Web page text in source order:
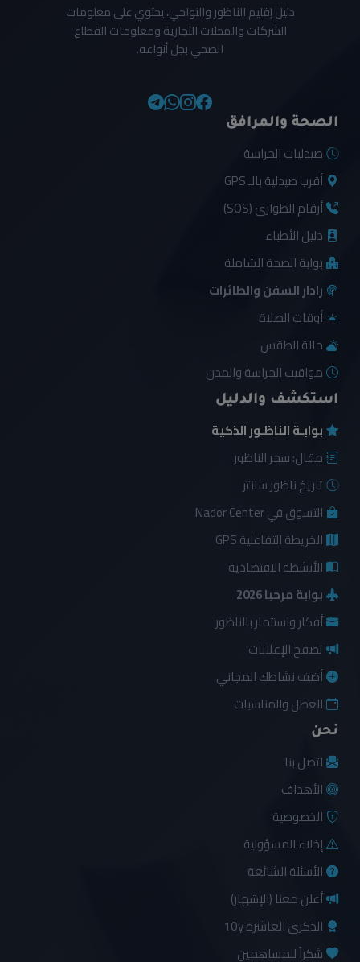
دليل إقليم الناظور والنواحي، يحتوي على معلومات
الشركات والمحلات التجارية ومعلومات القطاع
الصحي بجل أنواعه.
الصحة والمرافق
صيدليات الحراسة
أقرب صيدلية بالـ GPS
أرقام الطوارئ (SOS)
دليل الأطباء
بوابة الصحة الشاملة
رادار السفن والطائرات
أوقات الصلاة
حالة الطقس
مواقيت الحراسة والمدن
استكشف والدليل
بوابـة الناظـور الذكية
مقال: سحر الناظور
تاريخ ناظور سانتر
التسوق في Nador Center
الخريطة التفاعلية GPS
الأنشطة الاقتصادية
بوابة مرحبا 2026
أفكار واستثمار بالناظور
تصفح الإعلانات
أضف نشاطك المجاني
العطل والمناسبات
نحن
اتصل بنا
الأهداف
الخصوصية
إخلاء المسؤولية
الأسئلة الشائعة
أعلن معنا (الإشهار)
الذكرى العاشرة 10y
شكراً للمساهمين